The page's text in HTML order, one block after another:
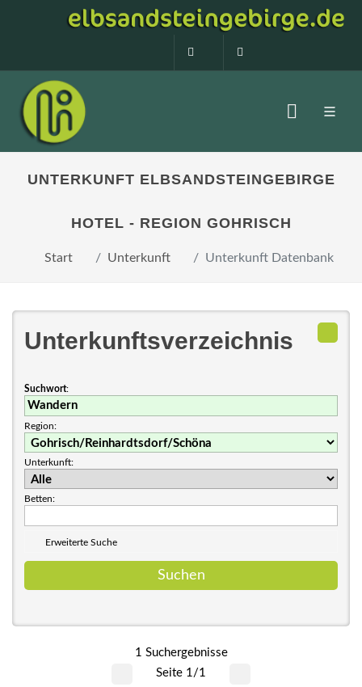
0160 99873408
UNTERKUNFT ELBSANDSTEINGEBIRGE
HOTEL - REGION GOHRISCH
Start Unterkunft Unterkunft Datenbank
Unterkunftsverzeichnis
Suchwort:
Region:
Unterkunft:
Betten:
Erweiterte Suche
1 Suchergebnisse
Seite 1/1